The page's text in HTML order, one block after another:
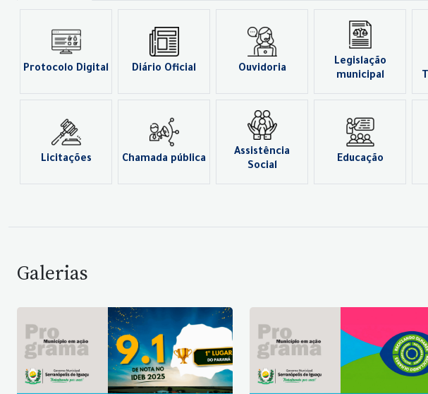
Protocolo Digital Diário Oficial Ouvidoria
Legislação
municipal
Licitações Chamada pública
Assistência
Social
Educação
Galerias